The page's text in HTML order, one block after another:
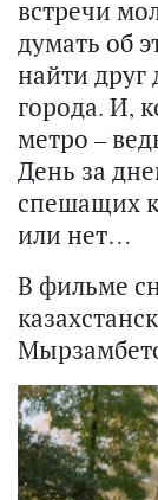
встречи
думать об
найти друг
города. И,
метро –
День за
спешащих
или нет…
В фильме